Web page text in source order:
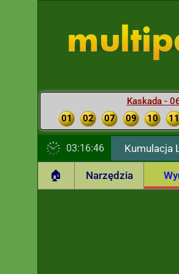
Kaskada -
01
02 07 09 10 11
03:16:47 Kumulacja
🏠 Narzędzia